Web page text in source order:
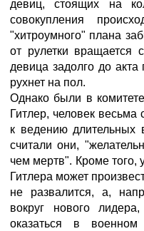
девиц, стоящих на
совокупления
"хитроумного" плана
от рулетки вращается
девица задолго до акта
рухнет на пол.
Однако были в
Гитлер, человек весьма
к ведению длительных
считали они,
чем мертв". Кроме того,
Гитлера может
не развалится, а,
вокруг нового
оказаться в